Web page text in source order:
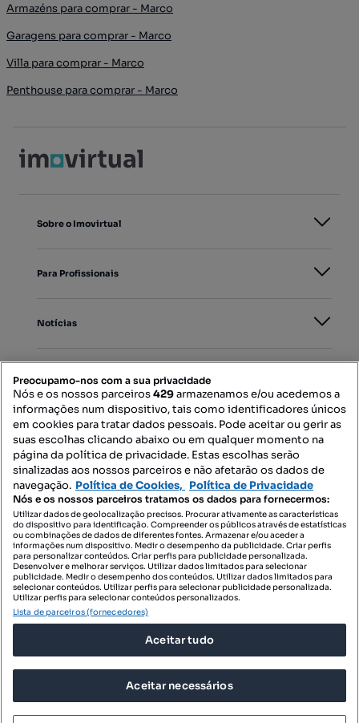
Armazéns para comprar - Marco
Garagens para comprar - Marco
Villa para comprar - Marco
Penthouse para comprar - Marco
Sobre o Imovirtual
Para Profissionais
Notícias
Mapa do Site
Contacte-nos
SIGA-NOS:
DESCARREGAR NA:
© 2026 Imovirtual.com, OLX Portugal, S.A.
TERMOS DE UTILIZAÇÃO
Preocupamo-nos com a sua privacidade
Nós e os nossos parceiros429armazenamos e/ou acedemos a
informações num dispositivo, tais como identificadores únicos
em cookies para tratar dados pessoais. Pode aceitar ou gerir as
suas escolhas clicando abaixo ou em qualquer momento na
página da política de privacidade. Estas escolhas serão
sinalizadas aos nossos parceiros e não afetarão os dados de
navegação. Política de Cookies, Política de Privacidade
Nós e os nossos parceiros tratamos os dados para fornecermos:
Utilizar dados de geolocalização precisos. Procurar ativamente as características
do dispositivo para identificação. Compreender os públicos através de estatísticas
ou combinações de dados de diferentes fontes. Armazenar e/ou aceder a
informações num dispositivo. Medir o desempenho da publicidade. Criar perfis
para personalizar conteúdos. Criar perfis para publicidade personalizada.
Desenvolver e melhorar serviços. Utilizar dados limitados para selecionar
publicidade. Medir o desempenho dos conteúdos. Utilizar dados limitados para
selecionar conteúdos. Utilizar perfis para selecionar publicidade personalizada.
Utilizar perfis para selecionar conteúdos personalizados.
Lista de parceiros (fornecedores)
Aceitar tudo
Aceitar necessários